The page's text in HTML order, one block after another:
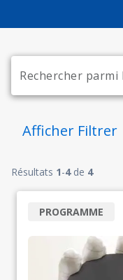
Afficher Filtrer
Résultats 1-4de 4
PROGRAMME